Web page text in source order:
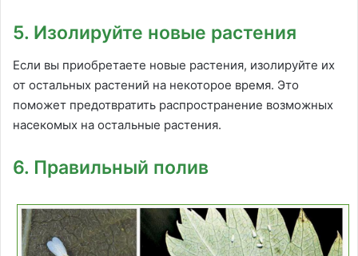
5. Изолируйте новые растения
Если вы приобретаете новые растения, изолируйте их
от остальных растений на некоторое время. Это
поможет предотвратить распространение возможных
насекомых на остальные растения.
6. Правильный полив